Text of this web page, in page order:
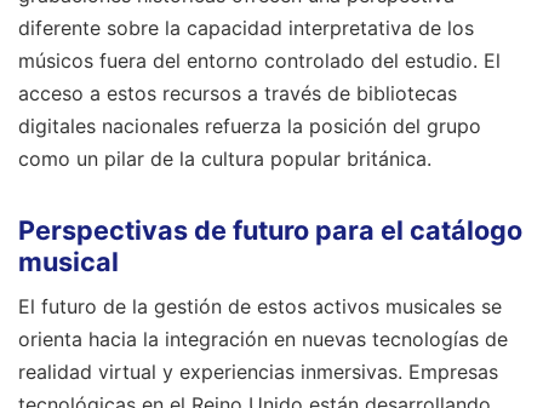
diferente sobre la capacidad interpretativa de los
músicos fuera del entorno controlado del estudio. El
acceso a estos recursos a través de bibliotecas
digitales nacionales refuerza la posición del grupo
como un pilar de la cultura popular británica.
Perspectivas de futuro para el catálogo
musical
El futuro de la gestión de estos activos musicales se
orienta hacia la integración en nuevas tecnologías de
realidad virtual y experiencias inmersivas. Empresas